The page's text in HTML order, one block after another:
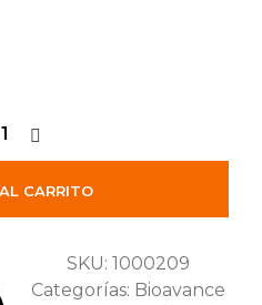
CARRITO
SKU: 1000209
Categorías: Bioavance